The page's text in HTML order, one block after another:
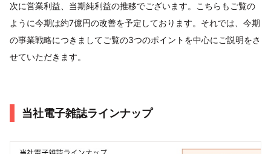
次に営業利益、当期純利益の推移でございます。こちらもご覧の
ように今期は約7億円の改善を予定しております。それでは、今期
の事業戦略につきましてご覧の3つのポイントを中心にご説明をさ
せていただきます。
当社電子雑誌ラインナップ